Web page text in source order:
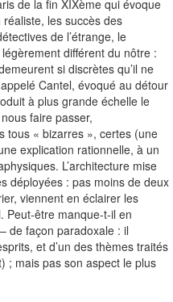
de la fin XIXème qui évoque
les succès des
de l’étrange, le
différent du nôtre :
si discrètes qu’il ne
Cantel, évoqué au détour
à plus grande échelle le
faire passer,
tous « bizarres », certes (une
explication rationnelle, à un
L’architecture mise
déployées : pas moins de deux
viennent en éclairer les
Peut-être manque-t-il en
de façon paradoxale : il
et d’un des thèmes traités
; mais pas son aspect le plus